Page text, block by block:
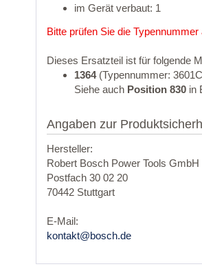
im Gerät verbaut: 1
Bitte prüfen Sie die
Dieses Ersatzteil ist für folgende
1364(Typennummer:
Siehe auch Position 830 in
Angaben zur
Hersteller:
Robert Bosch Power Tools GmbH
Postfach 30 02 20
70442 Stuttgart
E-Mail:
kontakt@bosch.de